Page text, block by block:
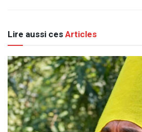
Lire aussi cesArticles